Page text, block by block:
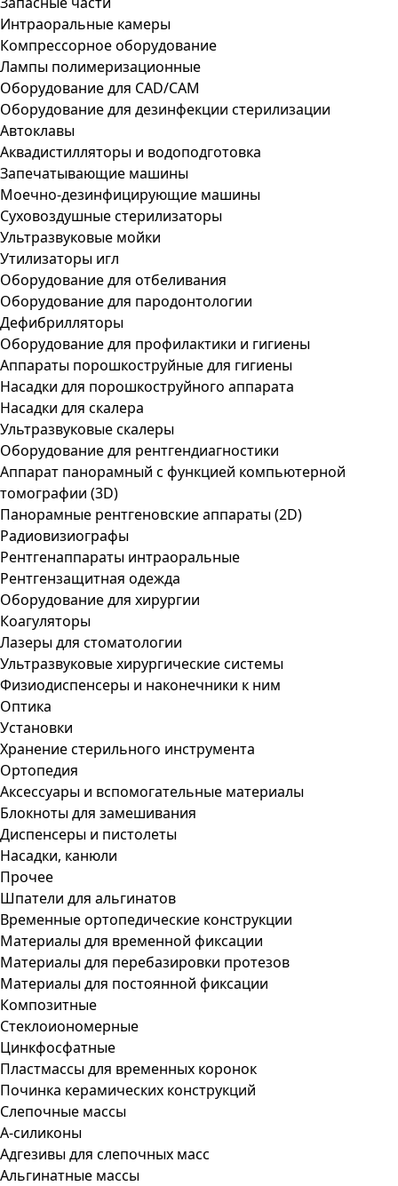
Интраоральные камеры
Компрессорное оборудование
Лампы полимеризационные
Оборудование для CAD/CAM
Оборудование для дезинфекции стерилизации
Автоклавы
Аквадистилляторы и водоподготовка
Запечатывающие машины
Моечно-дезинфицирующие машины
Суховоздушные стерилизаторы
Ультразвуковые мойки
Утилизаторы игл
Оборудование для отбеливания
Оборудование для пародонтологии
Дефибрилляторы
Оборудование для профилактики и гигиены
Аппараты порошкоструйные для гигиены
Насадки для порошкоструйного аппарата
Насадки для скалера
Ультразвуковые скалеры
Оборудование для рентгендиагностики
Аппарат панорамный с функцией компьютерной
томографии (3D)
Панорамные рентгеновские аппараты (2D)
Радиовизиографы
Рентгенаппараты интраоральные
Рентгензащитная одежда
Оборудование для хирургии
Коагуляторы
Лазеры для стоматологии
Ультразвуковые хирургические системы
Физиодиспенсеры и наконечники к ним
Оптика
Установки
Хранение стерильного инструмента
Ортопедия
Аксессуары и вспомогательные материалы
Блокноты для замешивания
Диспенсеры и пистолеты
Насадки, канюли
Прочее
Шпатели для альгинатов
Временные ортопедические конструкции
Материалы для временной фиксации
Материалы для перебазировки протезов
Материалы для постоянной фиксации
Композитные
Стеклоиономерные
Цинкфосфатные
Пластмассы для временных коронок
Починка керамических конструкций
Слепочные массы
А-силиконы
Адгезивы для слепочных масс
Альгинатные массы